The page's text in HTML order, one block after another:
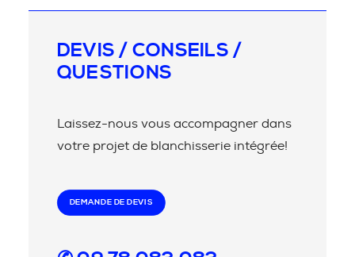
DEVIS / CONSEILS /
QUESTIONS
Laissez-nous vous accompagner dans
votre projet de blanchisserie intégrée!
DEMANDE DE DEVIS